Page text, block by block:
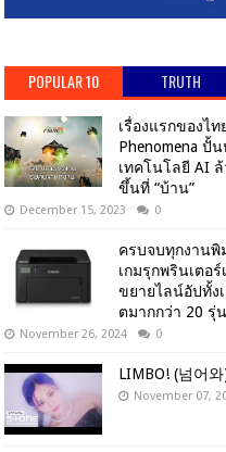
POPULAR 10 TRUTH
เรื่องแรกของไท
Phenomena ปั้
เทคโนโลยี AI
ขึ้นที่ “บ้าน”
December 15, 2023 0
ครบจบทุกงาน
เกมรุกพรินเตอ
ขยายไลน์อัปทั้ง
ตมากกว่า 20 รุ่น
November 26, 2024 0
LIMBO! (넘어와
November 07,